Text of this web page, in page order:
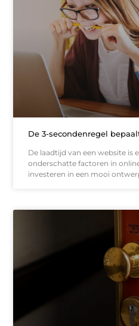
De 3-secondenregel
De laadtijd van een website is
onderschatte factoren in
investeren in een mooi